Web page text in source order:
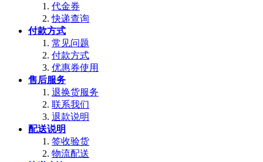
代金券
快递查询
付款方式
常见问题
付款方式
优惠券使用
售后服务
退换货服务
联系我们
退款说明
配送说明
签收验货
物流配送